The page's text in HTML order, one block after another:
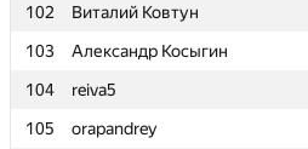
102
Виталий Ковтун
103
Александр Косыгин
104
reiva5
105
orapandrey
102
Виталий Ковтун
103
Александр Косыгин
104
reiva5
105
orapandrey